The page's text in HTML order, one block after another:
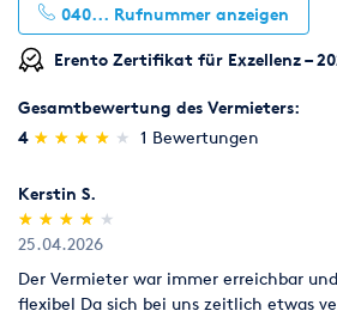
040... Rufnummer anzeigen
Erento Zertifikat für Exzellenz –
Gesamtbewertung des Vermieters:
4 (*)
★
★
(*) ★
★
(*) ★
★
(*) ★
★
( ) ★
★ 1 Bewertungen
Kerstin S.
(*)
★
★
(*) ★
★
(*) ★
★
(*) ★
★
( ) ★
★
25.04.2026
Der Vermieter war immer erreichbar
flexibel Da sich bei uns zeitlich etwas